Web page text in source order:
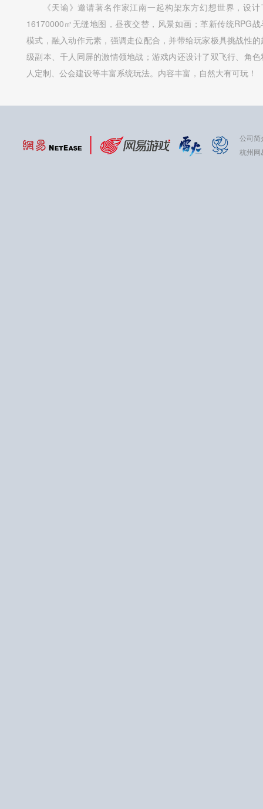
《天谕》邀请著名作家江南一起构架东方幻想世界，设计
16170000㎡无缝地图，昼夜交替，风景如画；革新传统RPG战
模式，融入动作元素，强调走位配合，并带给玩家极具挑战性的
级副本、千人同屏的激情领地战；游戏内还设计了双飞行、角色
人定制、公会建设等丰富系统玩法。内容丰富，自然大有可玩！
公司简
杭州